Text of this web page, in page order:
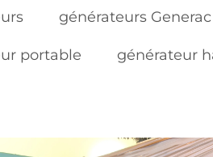
générateurs Generac
portable générateur